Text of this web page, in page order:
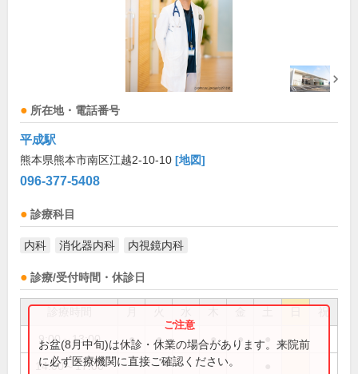
所在地・電話番号
平成駅
熊本県熊本市南区江越2-10-10 [地図]
096-377-5408
診療科目
内科 消化器内科 内視鏡内科
診療/受付時間・休診日
祝
9:00～13:00 ● ● ● ●
14:00～17:00
お盆(8月中旬)は休診・休業の場合があります。来院前
に必ず医療機関に直接ご確認ください。